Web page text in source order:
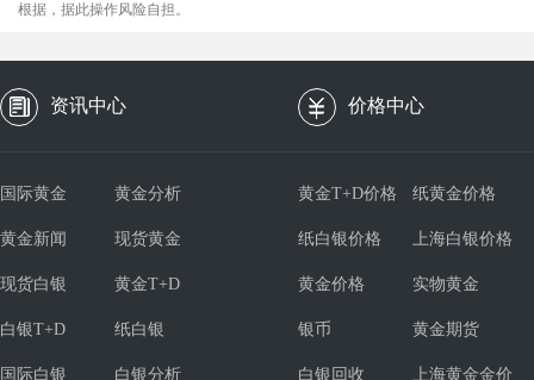
根据，据此操作风险自担。
资讯中心 价格中心
国际黄金 黄金分析
黄金新闻 现货黄金
现货白银 黄金T+D
白银T+D 纸白银
国际白银 白银分析
黄金T+D价格 纸黄金价格
纸白银价格 上海白银价格
黄金价格 实物黄金
银币 黄金期货
白银回收 上海黄金金价